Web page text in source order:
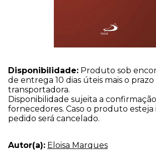
Disponibilidade: Produto sob
de entrega 10 dias úteis mais o prazo
transportadora.
Disponibilidade sujeita a
fornecedores. Caso o produto esteja
pedido será cancelado.
Autor(a): Eloisa Marques